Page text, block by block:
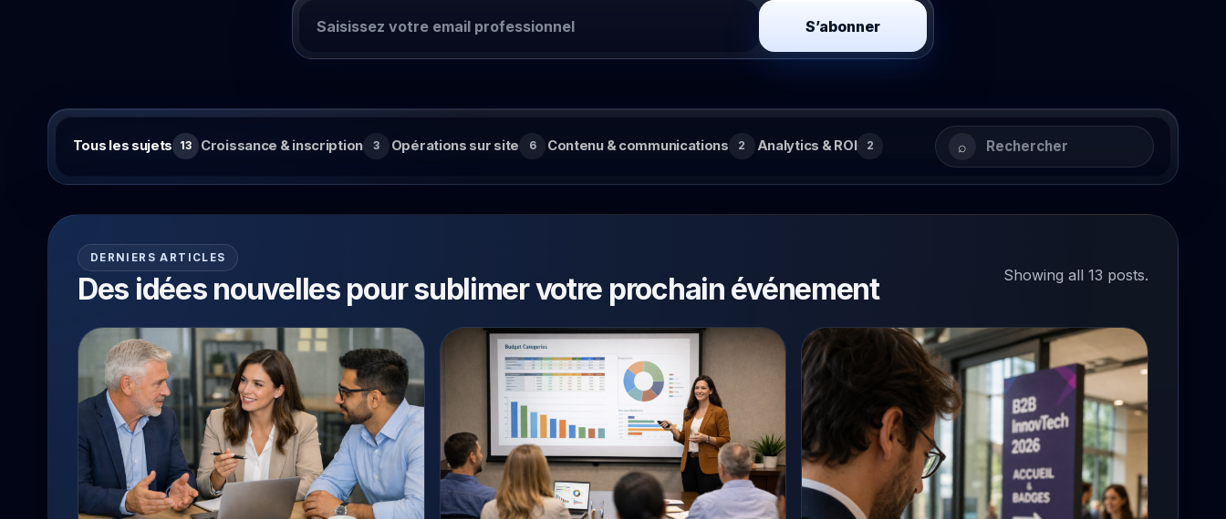
Campagnes, rappels, ciblage et suivi.
pour les participants.
S’abonner
Rechercher et parcourir les sujets du blog
Tous les sujets 13 Croissance & inscription 3 Opérations sur site 6 Contenu & communications 2 Analytics & ROI 2 ⌕
Rechercher des articles
DERNIERS ARTICLES
Des idées nouvelles pour sublimer votre prochain événement Showing all 13 posts.